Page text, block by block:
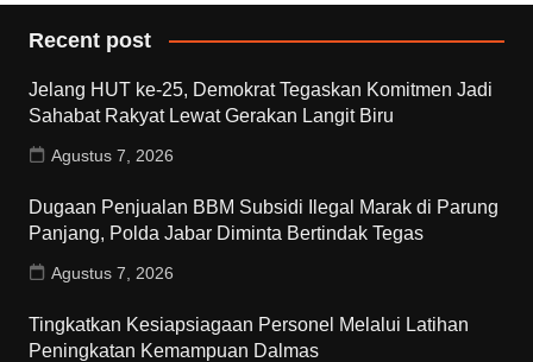
Recent post
Jelang HUT ke-25, Demokrat Tegaskan Komitmen Jadi
Sahabat Rakyat Lewat Gerakan Langit Biru
Agustus 7, 2026
Dugaan Penjualan BBM Subsidi Ilegal Marak di Parung
Panjang, Polda Jabar Diminta Bertindak Tegas
Agustus 7, 2026
Tingkatkan Kesiapsiagaan Personel Melalui Latihan
Peningkatan Kemampuan Dalmas